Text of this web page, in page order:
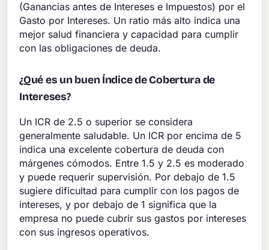
(Ganancias antes de Intereses e Impuestos) por el
Gasto por Intereses. Un ratio más alto indica una
mejor salud financiera y capacidad para cumplir
con las obligaciones de deuda.
¿Qué es un buen Índice de Cobertura de
Intereses?
Un ICR de 2.5 o superior se considera
generalmente saludable. Un ICR por encima de 5
indica una excelente cobertura de deuda con
márgenes cómodos. Entre 1.5 y 2.5 es moderado
y puede requerir supervisión. Por debajo de 1.5
sugiere dificultad para cumplir con los pagos de
intereses, y por debajo de 1 significa que la
empresa no puede cubrir sus gastos por intereses
con sus ingresos operativos.